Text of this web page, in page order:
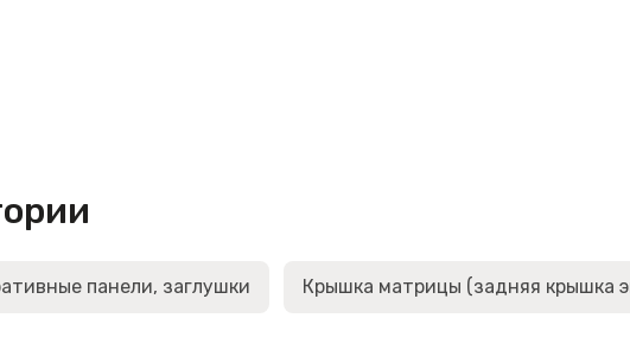
панели, заглушки Крышка матрицы (задняя крышка